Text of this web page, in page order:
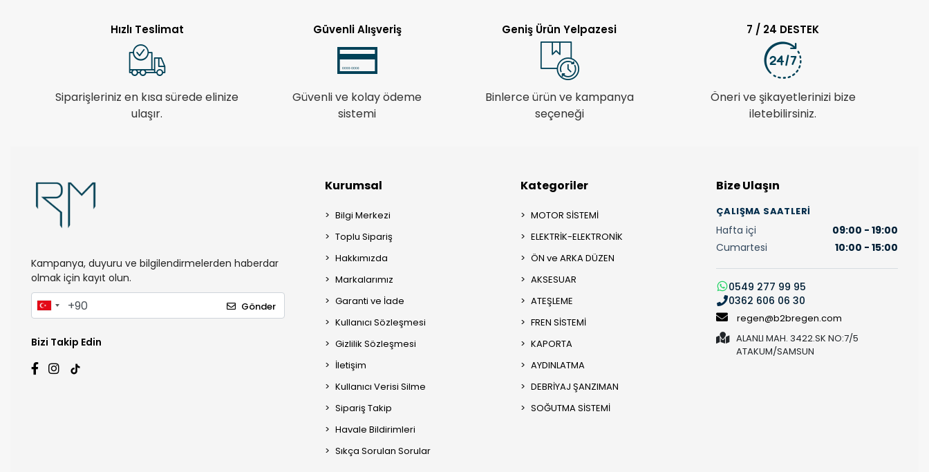
Hızlı Teslimat
Siparişleriniz en kısa sürede elinize
ulaşır.
Güvenli Alışveriş
Güvenli ve kolay ödeme
sistemi
Geniş Ürün Yelpazesi
Binlerce ürün ve kampanya
seçeneği
7 / 24 DESTEK
Öneri ve şikayetlerinizi bize
iletebilirsiniz.
Kampanya, duyuru ve bilgilendirmelerden haberdar
olmak için kayıt olun.
Gönder
Bizi Takip Edin
Kurumsal
Bilgi Merkezi
Toplu Sipariş
Hakkımızda
Markalarımız
Garanti ve İade
Kullanıcı Sözleşmesi
Gizlilik Sözleşmesi
İletişim
Kullanıcı Verisi Silme
Sipariş Takip
Havale Bildirimleri
Sıkça Sorulan Sorular
Kategoriler
MOTOR SİSTEMİ
ELEKTRİK-ELEKTRONİK
ÖN ve ARKA DÜZEN
AKSESUAR
ATEŞLEME
FREN SİSTEMİ
KAPORTA
AYDINLATMA
DEBRİYAJ ŞANZIMAN
SOĞUTMA SİSTEMİ
Bize Ulaşın
ÇALIŞMA SAATLERI
Hafta içi
09:00 - 19:00
Cumartesi
10:00 - 15:00
0549 277 99 95
0362 606 06 30
regen@b2bregen.com
ALANLI MAH. 3422.SK NO:7/5
ATAKUM/SAMSUN